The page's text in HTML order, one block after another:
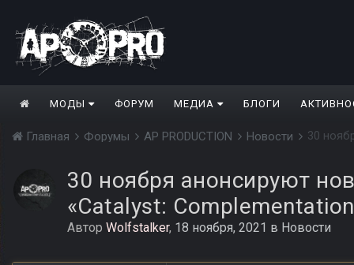
МОДЫ ФОРУМ МЕДИА БЛОГИ
Главная Форумы AP PRODUCTION Новости
30 ноября анонсируют
«Catalyst:
Автор Wolfstalker, 18 ноября, 2021 в Новости